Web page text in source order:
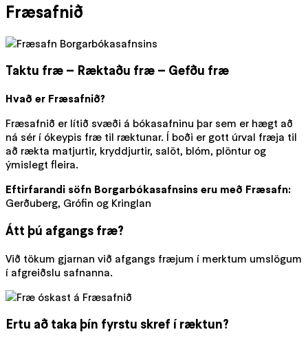
Fræsafnið
Taktu fræ – Ræktaðu fræ – Gefðu fræ
Hvað er Fræsafnið?
Fræsafnið er lítið svæði á bókasafninu þar sem er hægt að
ná sér í ókeypis fræ til ræktunar. Í boði er gott úrval fræja til
að rækta matjurtir, kryddjurtir, salöt, blóm, plöntur og
ýmislegt fleira.
Eftirfarandi söfn Borgarbókasafnsins eru með Fræsafn:
Gerðuberg, Grófin og Kringlan
Átt þú afgangs fræ?
Við tökum gjarnan við afgangs fræjum í merktum umslögum
í afgreiðslu safnanna.
Ertu að taka þín fyrstu skref í ræktun?